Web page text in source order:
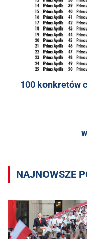
100 konkretów
NAJNOWSZE